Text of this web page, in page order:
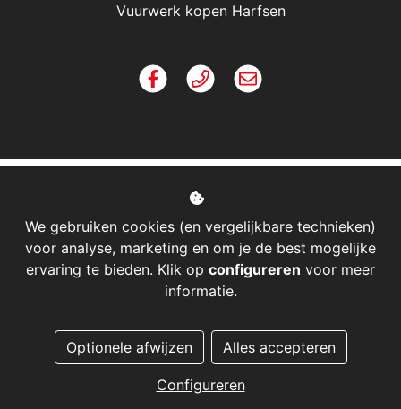
We gebruiken cookies (en vergelijkbare technieken)
voor analyse, marketing en om je de best mogelijke
ervaring te bieden. Klik op configureren voor meer
informatie.
Optionele afwijzen Alles accepteren
Configureren
Vuurwerk kopen Harfsen
Managed hosting
Webshopontwikkeling